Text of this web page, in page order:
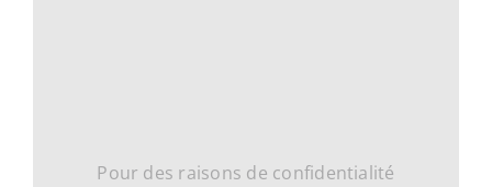
Pour des raisons de confidentialité